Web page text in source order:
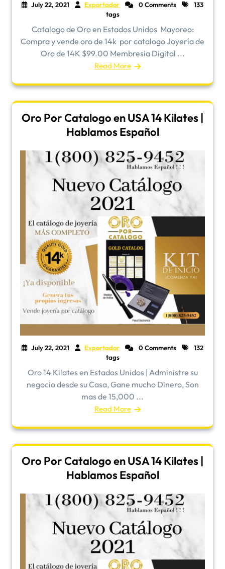
July 22, 2021 Exportador 0 Comments
133
tags
Catalogo de Oro en Estados Unidos ​Mayoreo:
Compra y vende oro de 14k por catalogo Joyería de
Oro de 14K $99.00 Membresia Digital ...
Read More
Oro Por Catalogo en USA 14 Kilates |
Hablamos Español
July 22, 2021 Exportador 0 Comments
132
tags
Oro 14 Kilates en Estados Unidos | Administre su
negocio desde su Casa, Gane mucho Dinero, Son
mas de 15,000 ...
Read More
Oro Por Catalogo en USA 14 Kilates |
Hablamos Español